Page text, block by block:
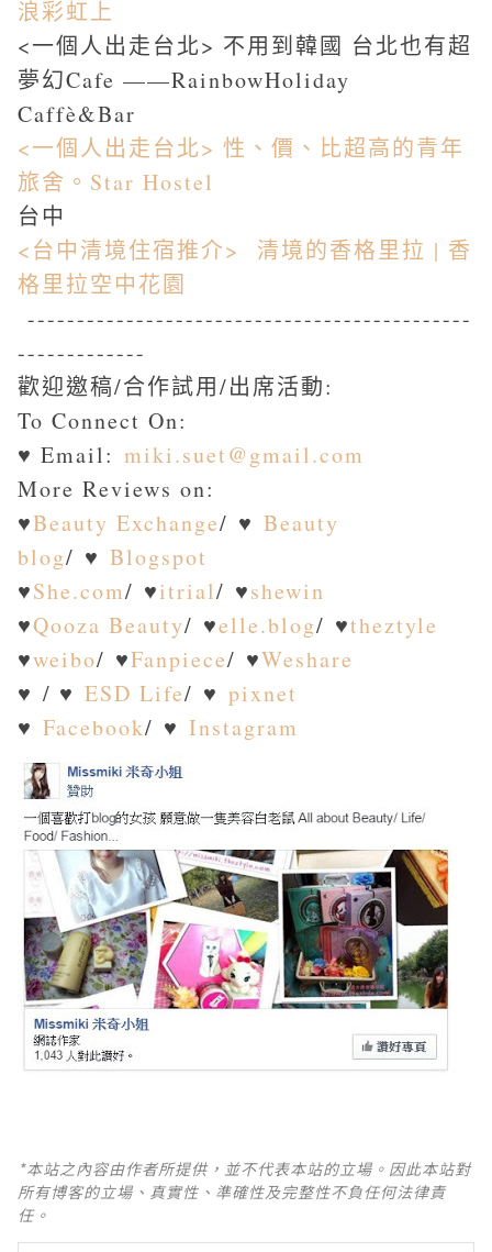
浪彩虹上
<一個人出走台北> 不用到韓國 台北也有超
夢幻Cafe ——RainbowHoliday
Caffè&Bar
<一個人出走台北> 性、價、比超高的青年
旅舍。Star Hostel
台中
<台中清境住宿推介> 清境的香格里拉 | 香
格里拉空中花園
---------------------------------------------
-------------
歡迎邀稿/合作試用/出席活動:
To Connect On:
♥ Email: miki.suet@gmail.com
More Reviews on:
♥Beauty Exchange/ ♥ Beauty
blog/ ♥ Blogspot
♥She.com/ ♥itrial/ ♥shewin
♥Qooza Beauty/ ♥elle.blog/ ♥theztyle
♥weibo/ ♥Fanpiece/ ♥Weshare
♥ / ♥ ESD Life/ ♥ pixnet
♥ Facebook/ ♥ Instagram
*本站之內容由作者所提供，並不代表本站的立場。因此本站對
所有博客的立場、真實性、準確性及完整性不負任何法律責
任。